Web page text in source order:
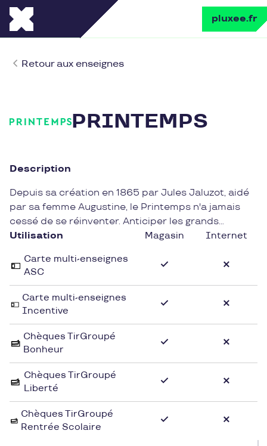
pluxee.fr
Retour aux enseignes
PRINTEMPS
Description
Depuis sa création en 1865 par Jules Jaluzot, aidé
par sa femme Augustine, le Printemps n'a jamais
cessé de se réinventer. Anticiper les grands
changements sociétaux, se mettre au service de
consommation plus responsable et offrir un
sentiment de surprise perpétuel.
Attention : les chèques cadeaux Tir Groupé ne
peuvent être acceptés que par les magasins
participants.
Utilisation Magasin Internet
Carte multi-enseignes
ASC
Carte multi-enseignes
Incentive
Chèques TirGroupé
Bonheur
Chèques TirGroupé
Liberté
Chèques TirGroupé
Rentrée Scolaire